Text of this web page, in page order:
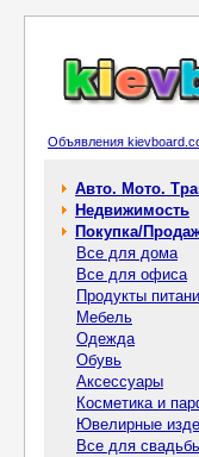
Объявления
Авто. Мото.
Недвижимость
Покупка/
Все для дома
Все для офиса
Продукты
Мебель
Одежда
Обувь
Аксессуары
Косметика и
Ювелирные
Все для